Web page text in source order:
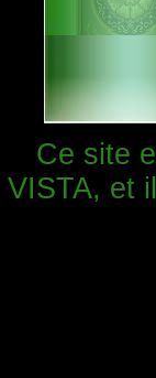
Ce site
VISTA, et